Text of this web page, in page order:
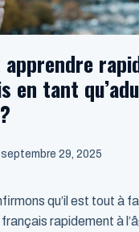
apprendre
en tant
septembre 29, 2025
qu’il est tout à
français rapidement à